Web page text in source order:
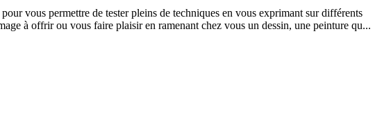
vous permettre de tester pleins de techniques en vous exprimant sur différents
à offrir ou vous faire plaisir en ramenant chez vous un dessin, une peinture qu...